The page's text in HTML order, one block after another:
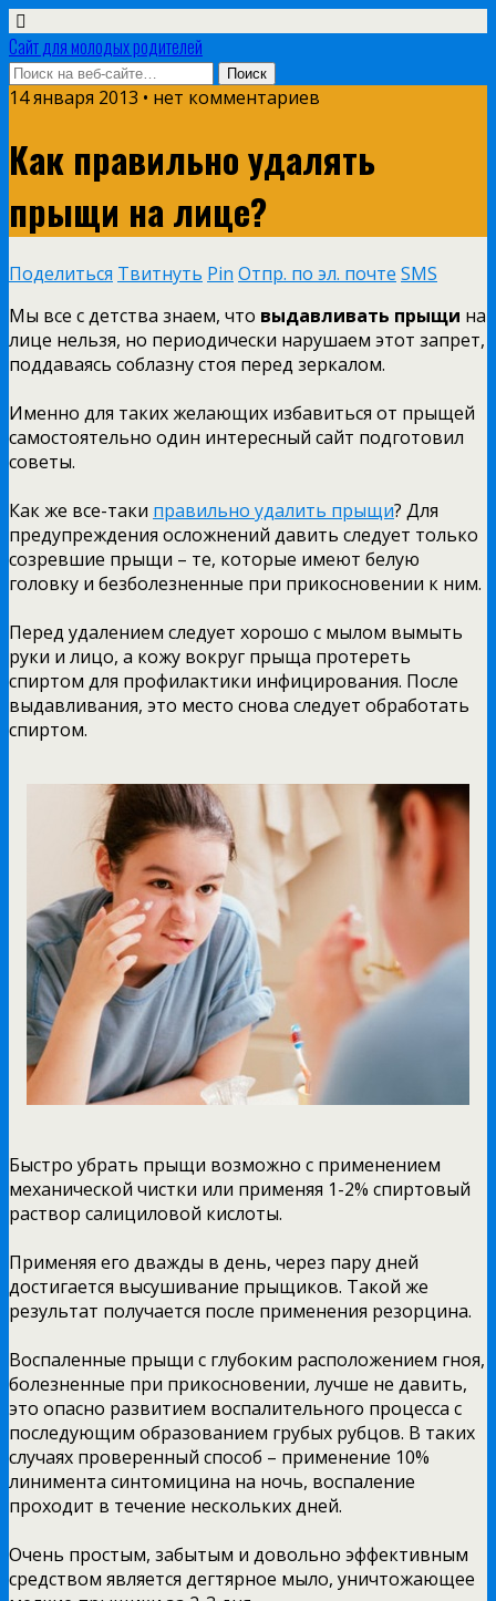
Сайт для молодых родителей
14 января 2013 • нет комментариев
Как правильно удалять
прыщи на лице?
Поделиться Твитнуть Pin Отпр. по эл. почте SMS
Мы все с детства знаем, что выдавливать прыщи на
лице нельзя, но периодически нарушаем этот запрет,
поддаваясь соблазну стоя перед зеркалом.
Именно для таких желающих избавиться от прыщей
самостоятельно один интересный сайт подготовил
советы.
Как же все-таки правильно удалить прыщи? Для
предупреждения осложнений давить следует только
созревшие прыщи – те, которые имеют белую
головку и безболезненные при прикосновении к ним.
Перед удалением следует хорошо с мылом вымыть
руки и лицо, а кожу вокруг прыща протереть
спиртом для профилактики инфицирования. После
выдавливания, это место снова следует обработать
спиртом.
Быстро убрать прыщи возможно с применением
механической чистки или применяя 1-2% спиртовый
раствор салициловой кислоты.
Применяя его дважды в день, через пару дней
достигается высушивание прыщиков. Такой же
результат получается после применения резорцина.
Воспаленные прыщи с глубоким расположением гноя,
болезненные при прикосновении, лучше не давить,
это опасно развитием воспалительного процесса с
последующим образованием грубых рубцов. В таких
случаях проверенный способ – применение 10%
линимента синтомицина на ночь, воспаление
проходит в течение нескольких дней.
Очень простым, забытым и довольно эффективным
средством является дегтярное мыло, уничтожающее